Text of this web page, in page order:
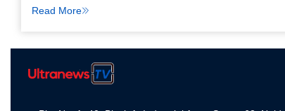
Read More